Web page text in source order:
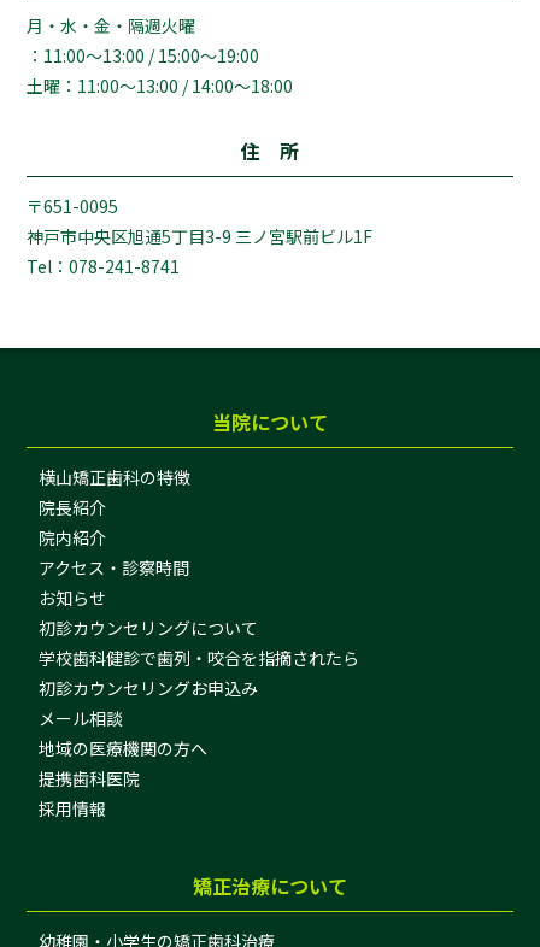
月・水・金・隔週火曜
：11:00～13:00 / 15:00～19:00
土曜：11:00～13:00 / 14:00～18:00
住 所
〒651-0095
神戸市中央区旭通5丁目3-9 三ノ宮駅前ビル1F
Tel：078-241-8741
当院について
横山矯正歯科の特徴
院長紹介
院内紹介
アクセス・診察時間
お知らせ
初診カウンセリングについて
学校歯科健診で歯列・咬合を指摘されたら
初診カウンセリングお申込み
メール相談
地域の医療機関の方へ
提携歯科医院
採用情報
矯正治療について
幼稚園・小学生の矯正歯科治療